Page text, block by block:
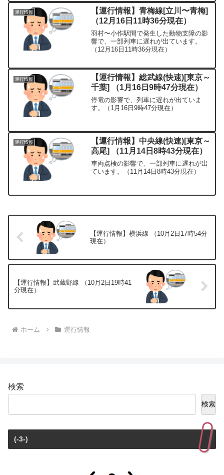
運行情報
【運行情報】青梅線[立川〜青梅]
（12月16日11時36分現在）
羽村〜小作駅間で発生した動物支障の影
響で、一部列車に遅れが出ています。
（12月16日11時36分現在）
運行情報
【運行情報】総武線(快速)[東京～
千葉] （1月16日9時47分現在）
停電の影響で、列車に遅れが出ていま
す。（1月16日9時47分現在）
運行情報
【運行情報】中央線(快速)[東京～
高尾] （11月14日8時43分現在）
車両点検の影響で、一部列車に遅れが出
ています。（11月14日8時43分現在）
【運行情報】横浜線 （10月2日17時54分
現在）
【運行情報】武蔵野線 （10月2日19時41
分現在）
ホーム 運行情報
検索
検索
(-3-)